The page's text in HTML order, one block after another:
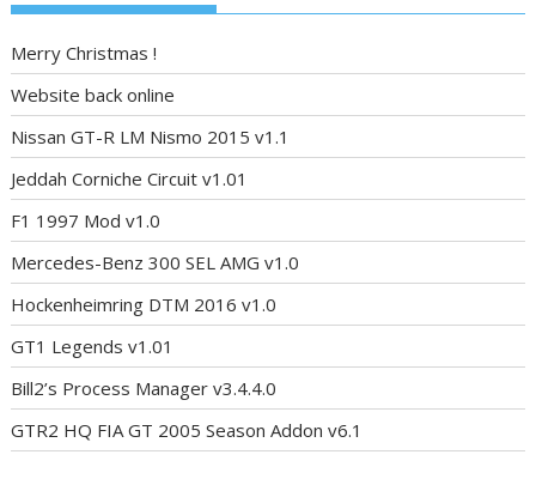
Merry Christmas !
Website back online
Nissan GT-R LM Nismo 2015 v1.1
Jeddah Corniche Circuit v1.01
F1 1997 Mod v1.0
Mercedes-Benz 300 SEL AMG v1.0
Hockenheimring DTM 2016 v1.0
GT1 Legends v1.01
Bill2’s Process Manager v3.4.4.0
GTR2 HQ FIA GT 2005 Season Addon v6.1